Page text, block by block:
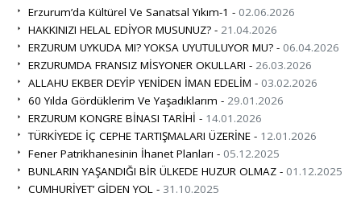
Erzurum’da Kültürel Ve Sanatsal Yıkım-1 - 02.06.2026
HAKKINIZI HELAL EDİYOR MUSUNUZ? - 21.04.2026
ERZURUM UYKUDA MI? YOKSA UYUTULUYOR MU? - 06.04.2026
ERZURUMDA FRANSIZ MİSYONER OKULLARI - 26.03.2026
ALLAHU EKBER DEYİP YENİDEN İMAN EDELİM - 03.02.2026
60 Yılda Gördüklerim Ve Yaşadıklarım - 29.01.2026
ERZURUM KONGRE BİNASI TARİHİ - 14.01.2026
TÜRKİYEDE İÇ CEPHE TARTIŞMALARI ÜZERİNE - 12.01.2026
Fener Patrikhanesinin İhanet Planları - 05.12.2025
BUNLARIN YAŞANDIĞI BİR ÜLKEDE HUZUR OLMAZ - 01.12.2025
CUMHURİYET’ GİDEN YOL - 31.10.2025